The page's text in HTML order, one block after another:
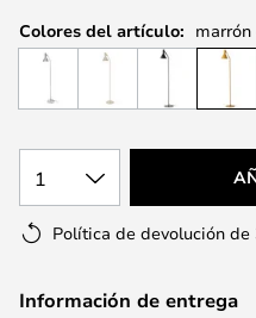
Colores del artículo:
1
Política de devolución de
Información de entrega